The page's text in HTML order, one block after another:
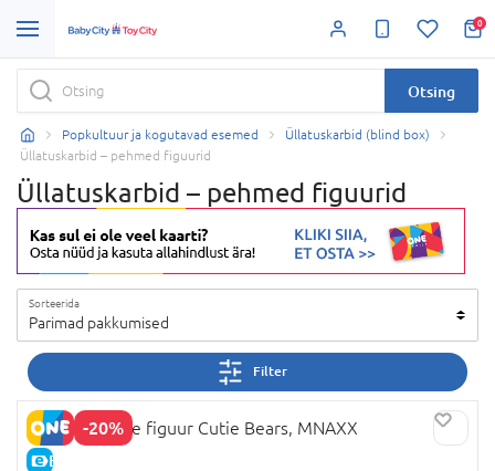
0
Otsing
Popkultuur ja kogutavad esemed
Üllatuskarbid (blind box)
Üllatuskarbid – pehmed figuurid
Üllatuskarbid – pehmed figuurid
Sorteerida
Parimad pakkumised
Filter
-20%
E-HIND
NANCI pehme figuur Cutie Bears, MNAXX